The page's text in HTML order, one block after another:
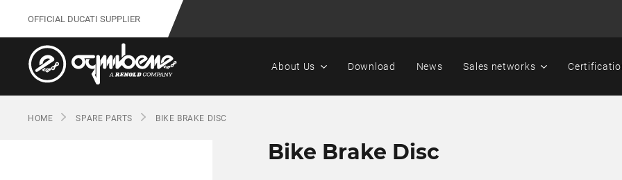
OFFICIAL DUCATI SUPPLIER
About Us Download News Sales networks
HOME SPARE PARTS BIKE BRAKE DISC
Bike Brake Disc